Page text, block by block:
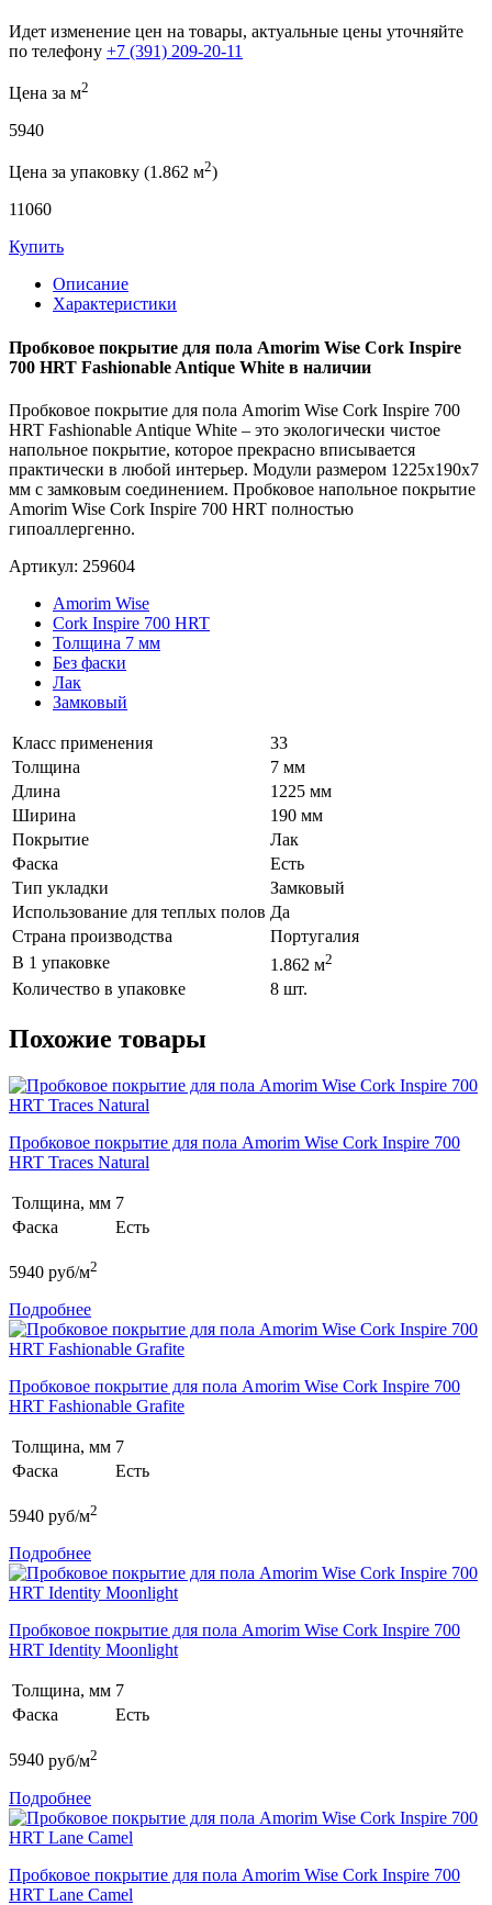
Идет изменение цен на товары, актуальные цены уточняйте
по телефону +7 (391) 209-20-11
Цена за м2
5940
Цена за упаковку (1.862 м2)
11060
Купить
Описание
Характеристики
Пробковое покрытие для пола Amorim Wise Cork Inspire
700 HRT Fashionable Antique White в наличии
Пробковое покрытие для пола Amorim Wise Cork Inspire 700
HRT Fashionable Antique White – это экологически чистое
напольное покрытие, которое прекрасно вписывается
практически в любой интерьер. Модули размером 1225x190x7
мм с замковым соединением. Пробковое напольное покрытие
Amorim Wise Cork Inspire 700 HRT полностью
гипоаллергенно.
Артикул: 259604
Amorim Wise
Cork Inspire 700 HRT
Толщина 7 мм
Без фаски
Лак
Замковый
Класс применения
33
Толщина
7 мм
Длина
1225 мм
Ширина
190 мм
Покрытие
Лак
Фаска
Есть
Тип укладки
Замковый
Использование для теплых полов Да
Страна производства
Португалия
В 1 упаковке
1.862 м2
Количество в упаковке 8 шт.
Похожие товары
Пробковое покрытие для пола Amorim Wise Cork Inspire 700
HRT Traces Natural
Толщина, мм 7
Фаска
Есть
5940 руб/м2
Подробнее
Пробковое покрытие для пола Amorim Wise Cork Inspire 700
HRT Fashionable Grafite
Толщина, мм 7
Фаска
Есть
5940 руб/м2
Подробнее
Пробковое покрытие для пола Amorim Wise Cork Inspire 700
HRT Identity Moonlight
Толщина, мм 7
Фаска
Есть
5940 руб/м2
Подробнее
Пробковое покрытие для пола Amorim Wise Cork Inspire 700
HRT Lane Camel